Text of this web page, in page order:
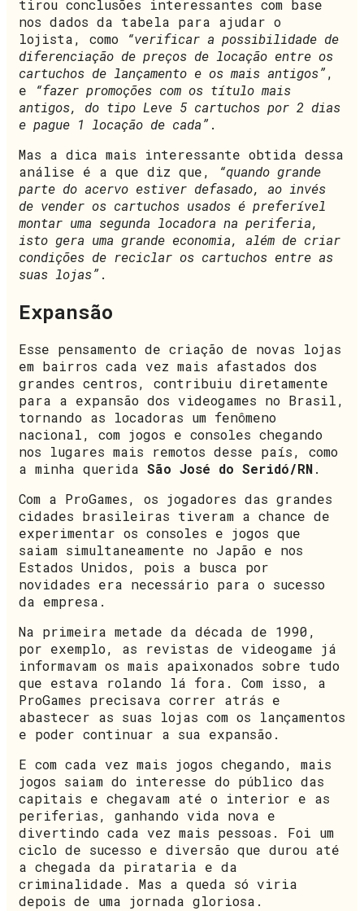
tirou conclusões interessantes com base
nos dados da tabela para ajudar o
lojista, como
“verificar a possibilidade de
diferenciação de preços de locação entre os
cartuchos de lançamento e os mais antigos”,
e
“fazer promoções com os título mais
antigos, do tipo Leve 5 cartuchos por 2 dias
e pague 1 locação de cada” .
Mas a dica mais interessante obtida dessa
análise é a que diz que,
“quando grande
parte do acervo estiver defasado, ao invés
de vender os cartuchos usados é preferível
montar uma segunda locadora na periferia,
isto gera uma grande economia, além de criar
condições de reciclar os cartuchos entre as
suas lojas” .
Expansão
Esse pensamento de criação de novas lojas
em bairros cada vez mais afastados dos
grandes centros, contribuiu diretamente
para a expansão dos videogames no Brasil,
tornando as locadoras um fenômeno
nacional, com jogos e consoles chegando
nos lugares mais remotos desse país, como
a minha querida São José do Seridó/RN.
Com a ProGames, os jogadores das grandes
cidades brasileiras tiveram a chance de
experimentar os consoles e jogos que
saiam simultaneamente no Japão e nos
Estados Unidos, pois a busca por
novidades era necessário para o sucesso
da empresa.
Na primeira metade da década de 1990,
por exemplo, as revistas de videogame já
informavam os mais apaixonados sobre tudo
que estava rolando lá fora. Com isso, a
ProGames precisava correr atrás e
abastecer as suas lojas com os lançamentos
e poder continuar a sua expansão.
E com cada vez mais jogos chegando, mais
jogos saiam do interesse do público das
capitais e chegavam até o interior e as
periferias, ganhando vida nova e
divertindo cada vez mais pessoas. Foi um
ciclo de sucesso e diversão que durou até
a chegada da pirataria e da
criminalidade. Mas a queda só viria
depois de uma jornada gloriosa.